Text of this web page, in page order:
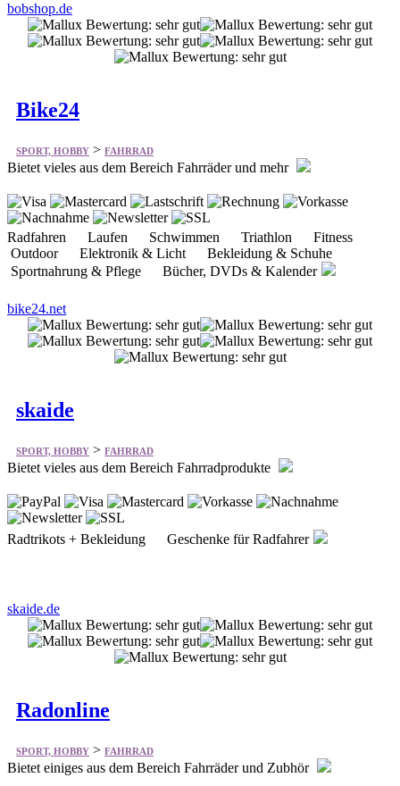
bobshop.de
Bike24
SPORT, HOBBY > FAHRRAD
Bietet vieles aus dem Bereich Fahrräder und mehr
Radfahren Laufen Schwimmen Triathlon Fitness
Outdoor Elektronik & Licht Bekleidung & Schuhe
Sportnahrung & Pflege Bücher, DVDs & Kalender
bike24.net
skaide
SPORT, HOBBY > FAHRRAD
Bietet vieles aus dem Bereich Fahrradprodukte
Radtrikots + Bekleidung Geschenke für Radfahrer
skaide.de
Radonline
SPORT, HOBBY > FAHRRAD
Bietet einiges aus dem Bereich Fahrräder und Zubhör